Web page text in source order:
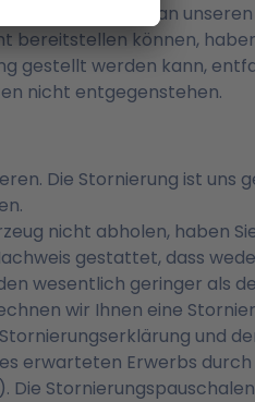
Sie sich hierzu an
bereitstellen können,
gestellt werden kann,
nicht entgegenstehen.
Die Stornierung ist uns
nicht abholen, haben
gestattet, dass
wesentlich geringer als
wir Ihnen eine
und
erwarteten Erwerbs